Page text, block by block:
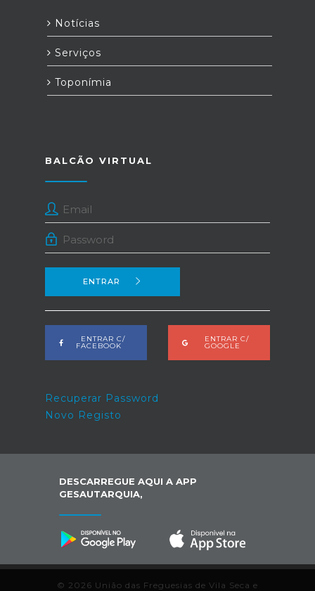
Notícias
Serviços
Toponímia
BALCÃO VIRTUAL
ENTRAR
ENTRAR C/
FACEBOOK
ENTRAR C/
GOOGLE
Recuperar Password
Novo Registo
DESCARREGUE AQUI A APP
GESAUTARQUIA,
© 2026 União das Freguesias de Vila Seca e